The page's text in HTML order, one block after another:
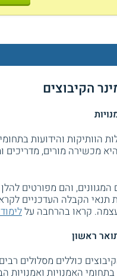
הקיבוצים
הוותיקות והידועות
קיימת מאז שנת 1939 והיא מכשירה
המגוונים, והם מפורטים
תנאי הקבלה העדכניים
עצמה. קראו בהרחבה על
ראשון
כוללים מסלולים
האמנויות ואמנויות